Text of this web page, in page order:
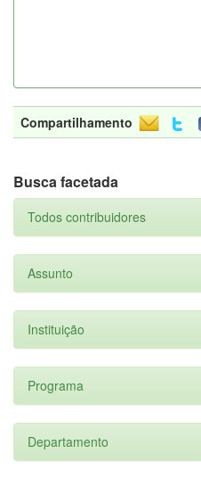
Compartilhamento
Busca facetada
Todos contribuidores
Assunto
Instituição
Programa
Departamento